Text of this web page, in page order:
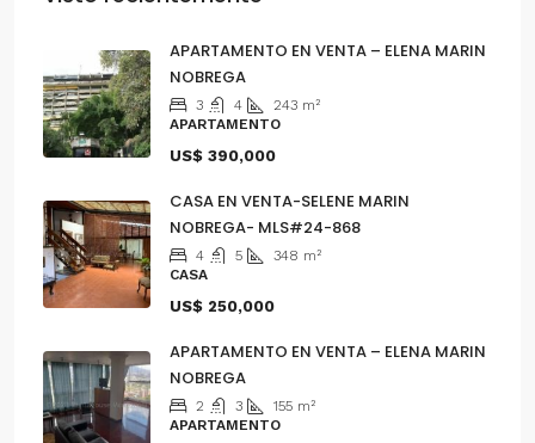
APARTAMENTO EN VENTA – ELENA MARIN
NOBREGA
3 4 243 m²
APARTAMENTO
US$ 390,000
CASA EN VENTA-SELENE MARIN
NOBREGA- MLS#24-868
4 5 348 m²
CASA
US$ 250,000
APARTAMENTO EN VENTA – ELENA MARIN
NOBREGA
2 3 155 m²
APARTAMENTO